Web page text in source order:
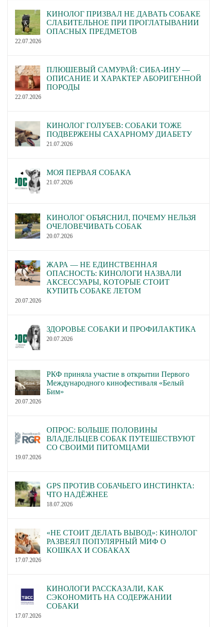
КИНОЛОГ ПРИЗВАЛ НЕ ДАВАТЬ СОБАКЕ
СЛАБИТЕЛЬНОЕ ПРИ ПРОГЛАТЫВАНИИ
ОПАСНЫХ ПРЕДМЕТОВ
22.07.2026
ПЛЮШЕВЫЙ САМУРАЙ: СИБА-ИНУ —
ОПИСАНИЕ И ХАРАКТЕР АБОРИГЕННОЙ
ПОРОДЫ
22.07.2026
КИНОЛОГ ГОЛУБЕВ: СОБАКИ ТОЖЕ
ПОДВЕРЖЕНЫ САХАРНОМУ ДИАБЕТУ
21.07.2026
МОЯ ПЕРВАЯ СОБАКА
21.07.2026
КИНОЛОГ ОБЪЯСНИЛ, ПОЧЕМУ НЕЛЬЗЯ
ОЧЕЛОВЕЧИВАТЬ СОБАК
20.07.2026
ЖАРА — НЕ ЕДИНСТВЕННАЯ
ОПАСНОСТЬ: КИНОЛОГИ НАЗВАЛИ
АКСЕССУАРЫ, КОТОРЫЕ СТОИТ
КУПИТЬ СОБАКЕ ЛЕТОМ
20.07.2026
ЗДОРОВЬЕ СОБАКИ И ПРОФИЛАКТИКА
20.07.2026
РКФ приняла участие в открытии Первого
Международного кинофестиваля «Белый
Бим»
20.07.2026
ОПРОС: БОЛЬШЕ ПОЛОВИНЫ
ВЛАДЕЛЬЦЕВ СОБАК ПУТЕШЕСТВУЮТ
СО СВОИМИ ПИТОМЦАМИ
19.07.2026
GPS ПРОТИВ СОБАЧЬЕГО ИНСТИНКТА:
ЧТО НАДЁЖНЕЕ
18.07.2026
«НЕ СТОИТ ДЕЛАТЬ ВЫВОД»: КИНОЛОГ
РАЗВЕЯЛ ПОПУЛЯРНЫЙ МИФ О
КОШКАХ И СОБАКАХ
17.07.2026
КИНОЛОГИ РАССКАЗАЛИ, КАК
СЭКОНОМИТЬ НА СОДЕРЖАНИИ
СОБАКИ
17.07.2026